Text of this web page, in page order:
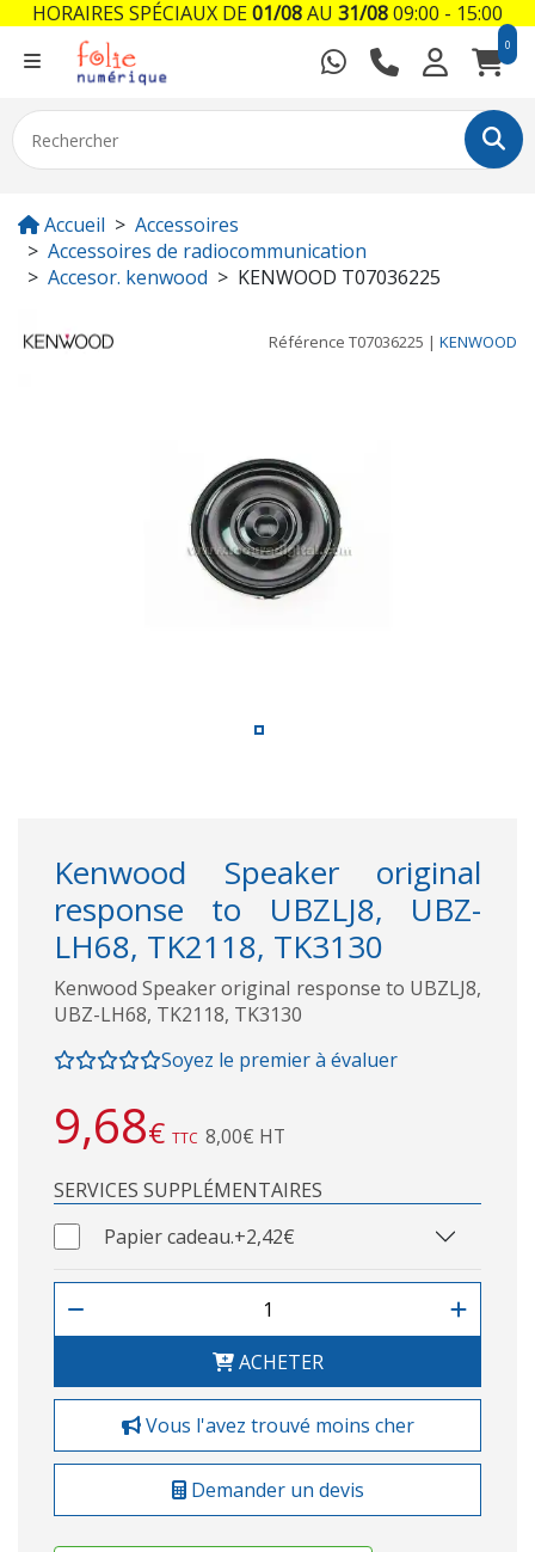
0
Accueil
Accessoires
Accessoires de radiocommunication
Accesor. kenwood
KENWOOD T07036225
Référence T07036225 | KENWOOD
Kenwood Speaker original
response to UBZLJ8, UBZ-
LH68, TK2118, TK3130
Kenwood Speaker original response to UBZLJ8,
UBZ-LH68, TK2118, TK3130
Soyez le premier à évaluer
9,68€ TTC 8,00€ HT
SERVICES SUPPLÉMENTAIRES
Papier cadeau.+2,42€
ACHETER
Vous l'avez trouvé moins cher
Demander un devis
HORAIRES SPÉCIAUX DE01/08AU 31/0809:00 - 15:00